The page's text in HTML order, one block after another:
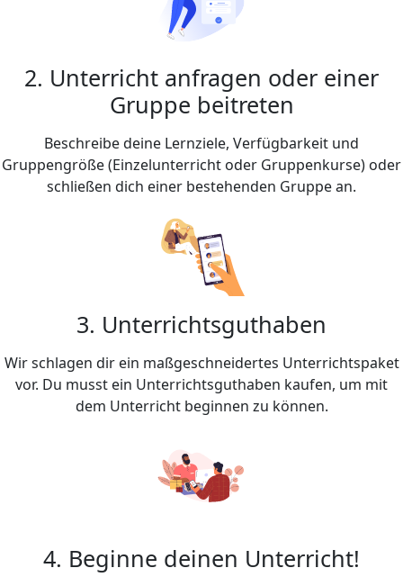
2. Unterricht anfragen oder einer
Gruppe beitreten
Beschreibe deine Lernziele, Verfügbarkeit und
Gruppengröße (Einzelunterricht oder Gruppenkurse) oder
schließen dich einer bestehenden Gruppe an.
3. Unterrichtsguthaben
Wir schlagen dir ein maßgeschneidertes Unterrichtspaket
vor. Du musst ein Unterrichtsguthaben kaufen, um mit
dem Unterricht beginnen zu können.
4. Beginne deinen Unterricht!